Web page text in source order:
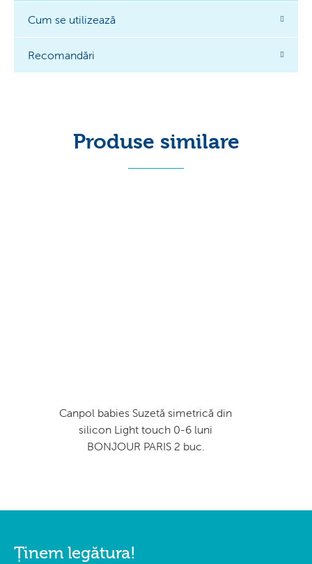
Cum se utilizează
Recomandări
Produse similare
Canpol babies Suzetă simetrică din
silicon Light touch 0-6 luni
BONJOUR PARIS 2 buc.
Ținem legătura!